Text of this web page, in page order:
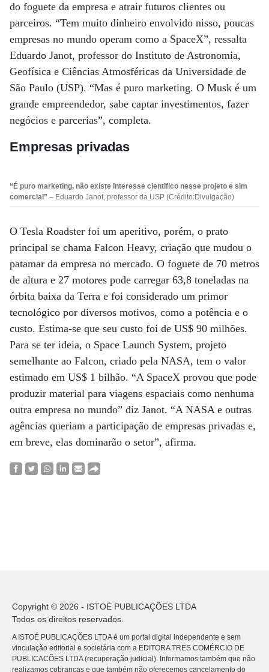
do foguete da empresa e atrair futuros clientes ou
parceiros. “Tem muito dinheiro envolvido nisso, poucas
empresas no mundo operam como a SpaceX”, ressalta
Eduardo Janot, professor do Instituto de Astronomia,
Geofísica e Ciências Atmosféricas da Universidade de
São Paulo (USP). “Mas é puro marketing. O Musk é um
grande empreendedor, sabe captar investimentos, fazer
negócios e parcerias”, completa.
Empresas privadas
“É puro marketing, não existe interesse cientifico nesse projeto e sim
comercial” – Eduardo Janot, professor da USP (Crédito:Divulgação)
O Tesla Roadster foi um aperitivo, porém, o prato
principal se chama Falcon Heavy, criação que mudou o
patamar da empresa no mercado. O foguete de 70 metros
de altura e 27 motores pode carregar 63,8 toneladas na
órbita baixa da Terra e foi considerado um primor
tecnológico por diversos motivos, como a potência e o
custo. Estima-se que seu custo foi de US$ 90 milhões.
Para se ter ideia, o Space Launch System, projeto
semelhante ao Falcon, criado pela NASA, tem o valor
estimado em US$ 1 bilhão. “A SpaceX provou que pode
produzir material para viagens espaciais como nenhuma
outra empresa no mundo” diz Janot. “A NASA e outras
agências queriam a participação de empresas privadas e,
em breve, elas dominarão o setor”, afirma.
Copyright © 2026 - ISTOÉ PUBLICAÇÕES LTDA
Todos os direitos reservados.
A ISTOÉ PUBLICAÇÕES LTDA é um portal digital independente e sem
vinculação editorial e societária com a EDITORA TRES COMÉRCIO DE
PUBLICACÕES LTDA (recuperação judicial). Informamos também que não
realizamos cobranças e que também não oferecemos cancelamento do